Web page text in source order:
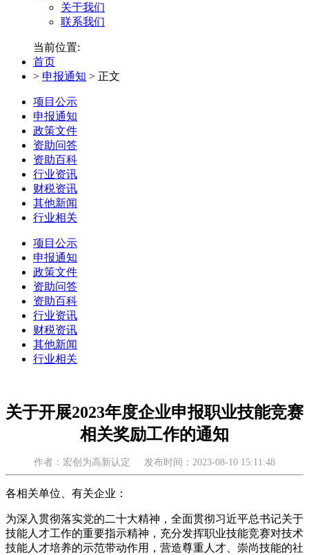
关于我们
联系我们
当前位置:
首页
> 申报通知 > 正文
项目公示
申报通知
政策文件
资助问答
资助百科
行业资讯
财税资讯
其他新闻
行业相关
项目公示
申报通知
政策文件
资助问答
资助百科
行业资讯
财税资讯
其他新闻
行业相关
关于开展2023年度企业申报职业技能竞赛
相关奖励工作的通知
作者：宏创为高新认定 发布时间：2023-08-10 15:11:48
各相关单位、有关企业：
为深入贯彻落实党的二十大精神，全面贯彻习近平总书记关于
技能人才工作的重要指示精神，充分发挥职业技能竞赛对技术
技能人才培养的示范带动作用，营造尊重人才、崇尚技能的社